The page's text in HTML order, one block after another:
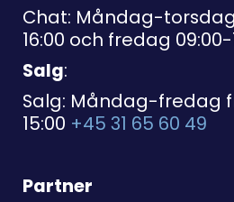
Chat: Måndag-
16:00 och fredag 09:00-
Salg:
Salg: Måndag-fredag
15:00 +45 31 65 60 49
Partner